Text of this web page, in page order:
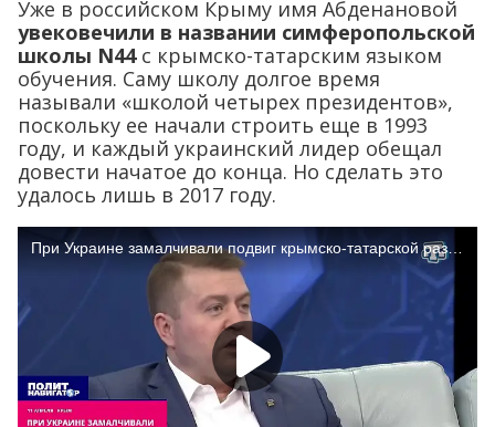
Уже в российском Крыму имя Абденановой
увековечили в названии симферопольской
школы Ν44с крымско-татарским языком
обучения. Саму школу долгое время
называли «школой четырех президентов»,
поскольку ее начали строить еще в 1993
году, и каждый украинский лидер обещал
довести начатое до конца. Но сделать это
удалось лишь в 2017 году.